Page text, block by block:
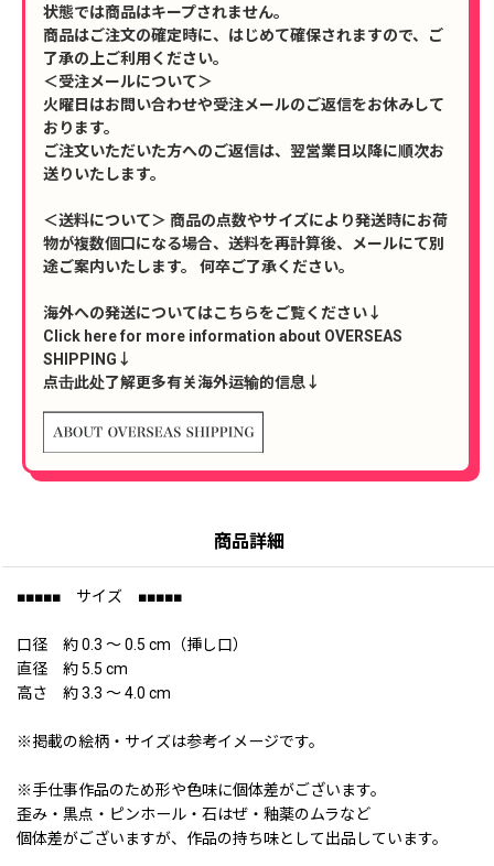
状態では商品はキープされません。
商品はご注文の確定時に、はじめて確保されますので、ご
了承の上ご利用ください。
＜受注メールについて＞
火曜日はお問い合わせや受注メールのご返信をお休みして
おります。
ご注文いただいた方へのご返信は、翌営業日以降に順次お
送りいたします。
＜送料について＞ 商品の点数やサイズにより発送時にお荷
物が複数個口になる場合、送料を再計算後、メールにて別
途ご案内いたします。 何卒ご了承ください。
海外への発送についてはこちらをご覧ください↓
Click here for more information about OVERSEAS
SHIPPING↓
点击此处了解更多有关海外运输的信息↓
商品詳細
■■■■■ サイズ ■■■■■
口径 約 0.3 〜 0.5 cm（挿し口）
直径 約 5.5 cm
高さ 約 3.3 〜 4.0 cm
※掲載の絵柄・サイズは参考イメージです。
※手仕事作品のため形や色味に個体差がございます。
歪み・黒点・ピンホール・石はぜ・釉薬のムラなど
個体差がございますが、作品の持ち味として出品しています。